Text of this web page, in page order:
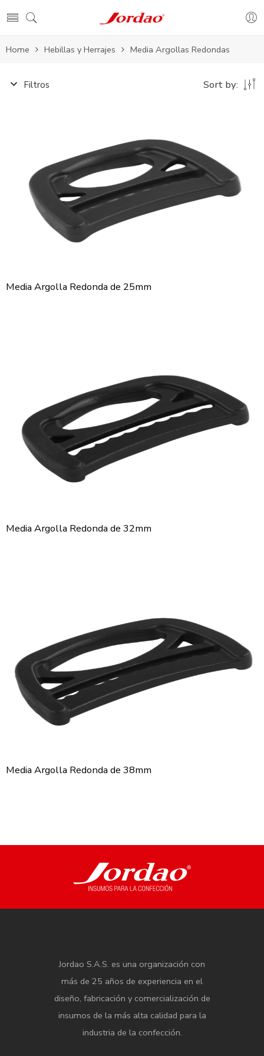
Home Hebillas y Herrajes Media Argollas Redondas
Filtros Sort by:
Media Argolla Redonda de 25mm
Media Argolla Redonda de 32mm
Media Argolla Redonda de 38mm
Jordao S.A.S. es una organización con
más de 25 años de experiencia en el
diseño, fabricación y comercialización de
insumos de la más alta calidad para la
industria de la confección.